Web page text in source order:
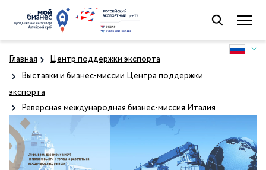
Главная
Центр поддержки экспорта
Выставки и бизнес-миссии Центра поддержки
экспорта
Реверсная международная бизнес-миссия Италия